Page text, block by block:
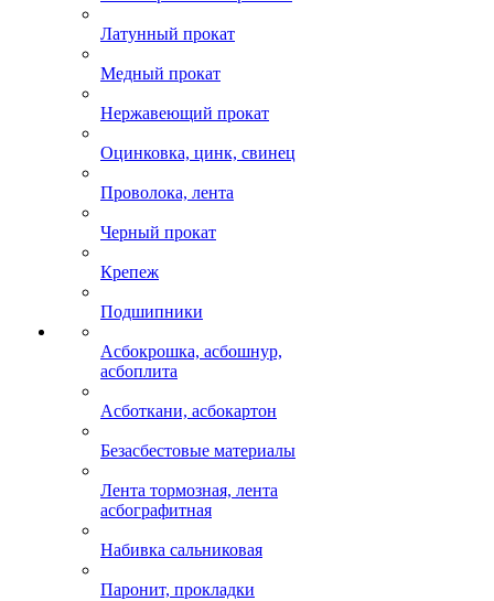
Латунный прокат
Медный прокат
Нержавеющий прокат
Оцинковка, цинк, свинец
Проволока, лента
Черный прокат
Крепеж
Подшипники
Асбокрошка, асбошнур,
асбоплита
Асботкани, асбокартон
Безасбестовые материалы
Лента тормозная, лента
асбографитная
Набивка сальниковая
Паронит, прокладки